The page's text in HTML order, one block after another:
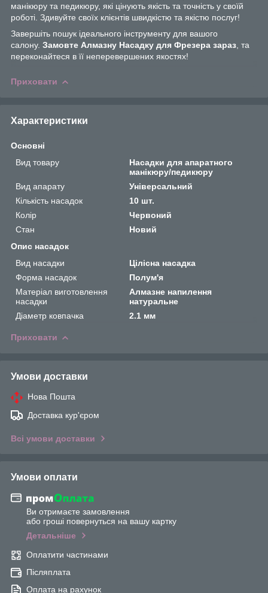
манікюру та педикюру, які цінують якість та точність у своїй
роботі. Здивуйте своїх клієнтів швидкістю та якістю послуг!
Завершіть пошук ідеального інструменту для вашого
салону. Замовте Алмазну Насадку для Фрезера зараз , та
переконайтеся в її неперевершених якостях!
Приховати
Характеристики
Основні
Вид товару
Насадки для апаратного
манікюру/педикюру
Вид апарату
Універсальний
Кількість насадок
10 шт.
Колір
Червоний
Стан
Новий
Опис насадок
Вид насадки
Цілісна насадка
Форма насадок
Полум'я
Матеріал виготовлення
насадки
Алмазне напилення
натуральне
Діаметр ковпачка
2.1 мм
Приховати
Умови доставки
Нова Пошта
Доставка кур'єром
Всі умови доставки
Умови оплати
Ви отримаєте замовлення
або гроші повернуться на вашу картку
Детальніше
Оплатити частинами
Післяплата
Оплата на рахунок